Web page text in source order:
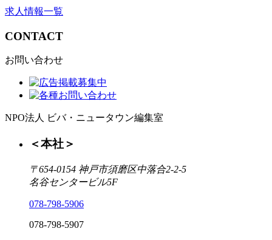
求人情報一覧
CONTACT
お問い合わせ
NPO法人 ビバ・ニュータウン編集室
＜本社＞
〒654-0154 神戸市須磨区中落合2-2-5
名谷センタービル5F
078-798-5906
078-798-5907